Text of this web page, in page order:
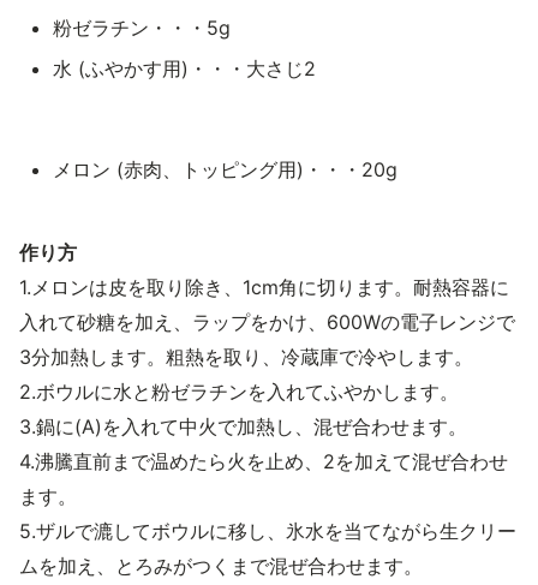
粉ゼラチン・・・5g
水 (ふやかす用)・・・大さじ2
メロン (赤肉、トッピング用)・・・20g
作り方
1.メロンは皮を取り除き、1cm角に切ります。耐熱容器に
入れて砂糖を加え、ラップをかけ、600Wの電子レンジで
3分加熱します。粗熱を取り、冷蔵庫で冷やします。
2.ボウルに水と粉ゼラチンを入れてふやかします。
3.鍋に(A)を入れて中火で加熱し、混ぜ合わせます。
4.沸騰直前まで温めたら火を止め、2を加えて混ぜ合わせ
ます。
5.ザルで漉してボウルに移し、氷水を当てながら生クリー
ムを加え、とろみがつくまで混ぜ合わせます。